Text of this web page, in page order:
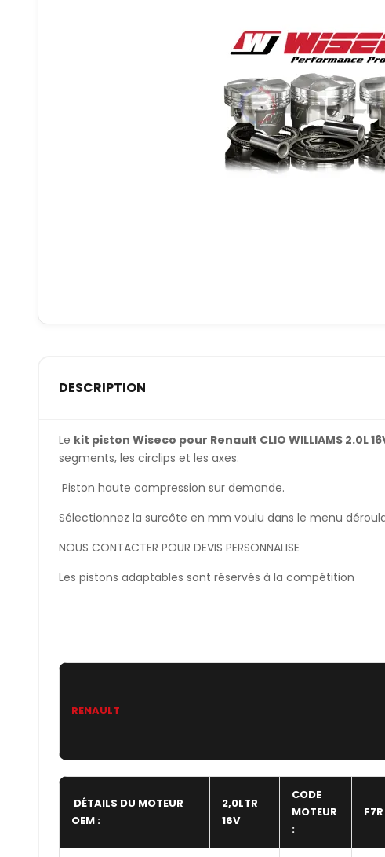
DESCRIPTION
Le kit piston Wiseco pour Renault CLIO WILLIAMS 2.0L 16V
segments, les circlips et les axes.
Piston haute compression sur demande.
Sélectionnez la surcôte en mm voulu dans le menu
NOUS CONTACTER POUR DEVIS PERSONNALISE
Les pistons adaptables sont réservés à la compétition
RENAULT
DÉTAILS DU MOTEUR
OEM :
2,0LTR
16V
CODE
MOTEUR
:
F7R